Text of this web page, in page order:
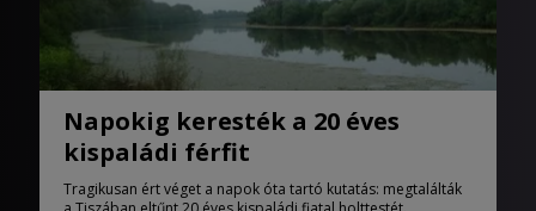
Napokig keresték a 20 éves
kispaládi férfit
Tragikusan ért véget a napok óta tartó kutatás: megtalálták